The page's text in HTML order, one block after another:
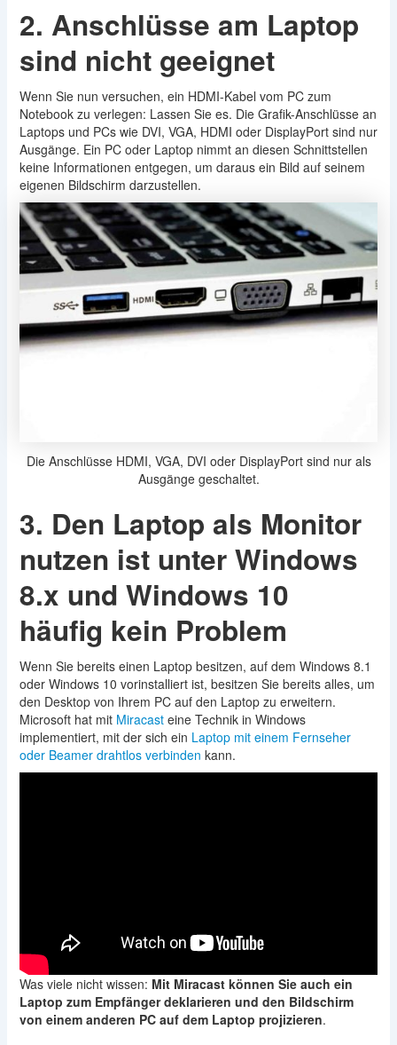
2. Anschlüsse am Laptop
sind nicht geeignet
Wenn Sie nun versuchen, ein HDMI-Kabel vom PC zum
Notebook zu verlegen: Lassen Sie es. Die Grafik-Anschlüsse an
Laptops und PCs wie DVI, VGA, HDMI oder DisplayPort sind nur
Ausgänge. Ein PC oder Laptop nimmt an diesen Schnittstellen
keine Informationen entgegen, um daraus ein Bild auf seinem
eigenen Bildschirm darzustellen.
Die Anschlüsse HDMI, VGA, DVI oder DisplayPort sind nur als
Ausgänge geschaltet.
3. Den Laptop als Monitor
nutzen ist unter Windows
8.x und Windows 10
häufig kein Problem
Wenn Sie bereits einen Laptop besitzen, auf dem Windows 8.1
oder Windows 10 vorinstalliert ist, besitzen Sie bereits alles, um
den Desktop von Ihrem PC auf den Laptop zu erweitern.
Microsoft hat mit Miracasteine Technik in Windows
implementiert, mit der sich ein Laptop mit einem Fernseher
oder Beamer drahtlos verbinden kann.
Was viele nicht wissen: Mit Miracast können Sie auch ein
Laptop zum Empfänger deklarieren und den Bildschirm
von einem anderen PC auf dem Laptop projizieren.